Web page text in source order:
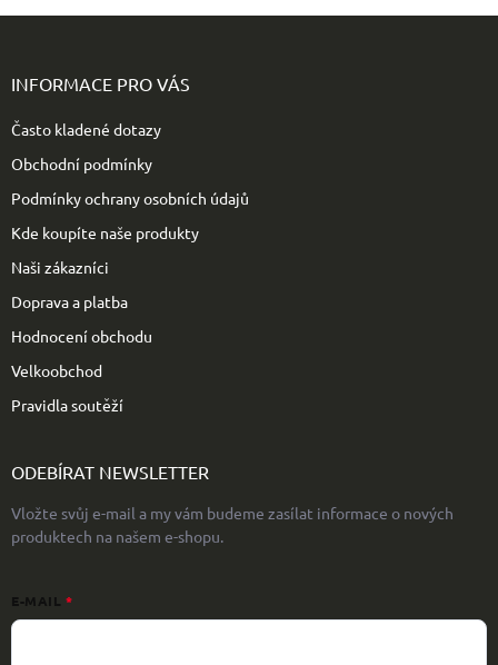
INFORMACE PRO VÁS
Často kladené dotazy
Obchodní podmínky
Podmínky ochrany osobních údajů
Kde koupíte naše produkty
Naši zákazníci
Doprava a platba
Hodnocení obchodu
Velkoobchod
Pravidla soutěží
ODEBÍRAT NEWSLETTER
Vložte svůj e-mail a my vám budeme zasílat informace o nových
produktech na našem e-shopu.
E-MAIL